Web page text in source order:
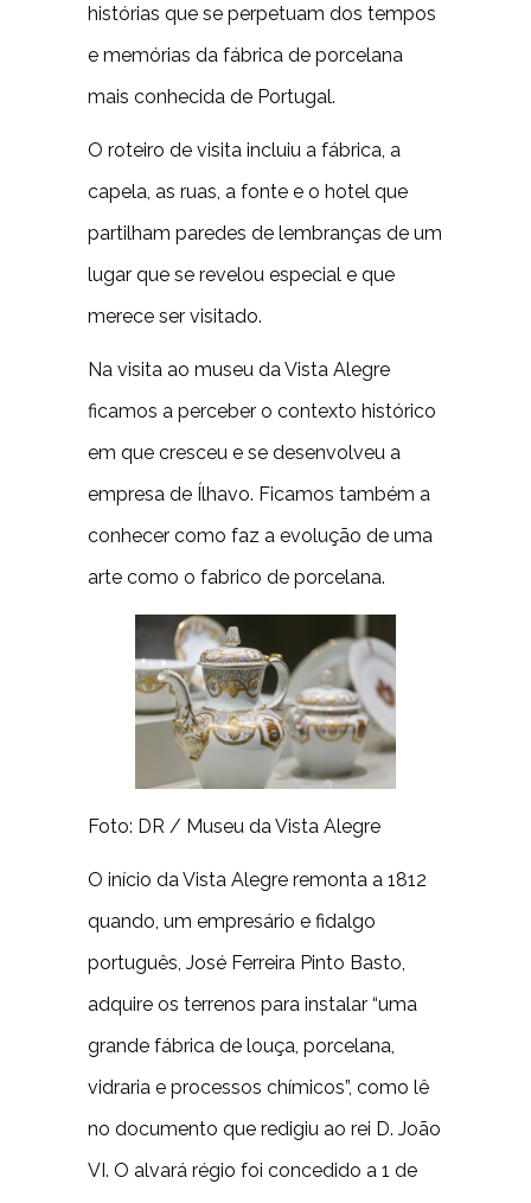
histórias que se perpetuam dos tempos
e memórias da fábrica de porcelana
mais conhecida de Portugal.
O roteiro de visita incluiu a fábrica, a
capela, as ruas, a fonte e o hotel que
partilham paredes de lembranças de um
lugar que se revelou especial e que
merece ser visitado.
Na visita ao museu da Vista Alegre
ficamos a perceber o contexto histórico
em que cresceu e se desenvolveu a
empresa de Ílhavo. Ficamos também a
conhecer como faz a evolução de uma
arte como o fabrico de porcelana.
Foto: DR / Museu da Vista Alegre
O início da Vista Alegre remonta a 1812
quando, um empresário e fidalgo
português, José Ferreira Pinto Basto,
adquire os terrenos para instalar “uma
grande fábrica de louça, porcelana,
vidraria e processos chímicos”, como lê
no documento que redigiu ao rei D. João
VI. O alvará régio foi concedido a 1 de